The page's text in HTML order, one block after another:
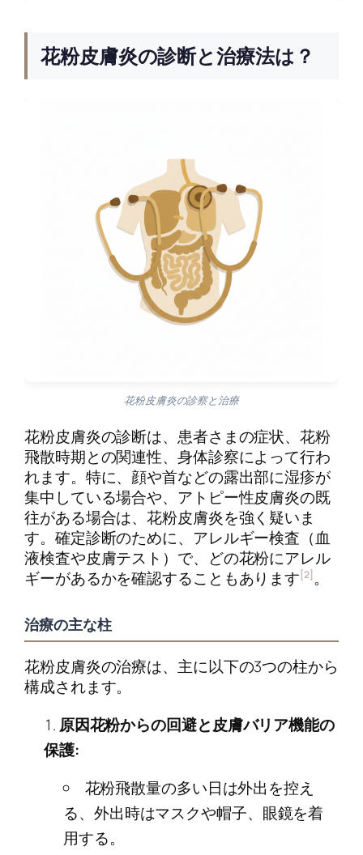
花粉皮膚炎の診断と治療法は？
花粉皮膚炎の診察と治療
花粉皮膚炎の診断は、患者さまの症状、花粉
飛散時期との関連性、身体診察によって行わ
れます。特に、顔や首などの露出部に湿疹が
集中している場合や、アトピー性皮膚炎の既
往がある場合は、花粉皮膚炎を強く疑いま
す。確定診断のために、アレルギー検査（血
液検査や皮膚テスト）で、どの花粉にアレル
ギーがあるかを確認することもあります [2] 。
治療の主な柱
花粉皮膚炎の治療は、主に以下の3つの柱から
構成されます。
原因花粉からの回避と皮膚バリア機能の
保護:
花粉飛散量の多い日は外出を控え
る、外出時はマスクや帽子、眼鏡を着
用する。